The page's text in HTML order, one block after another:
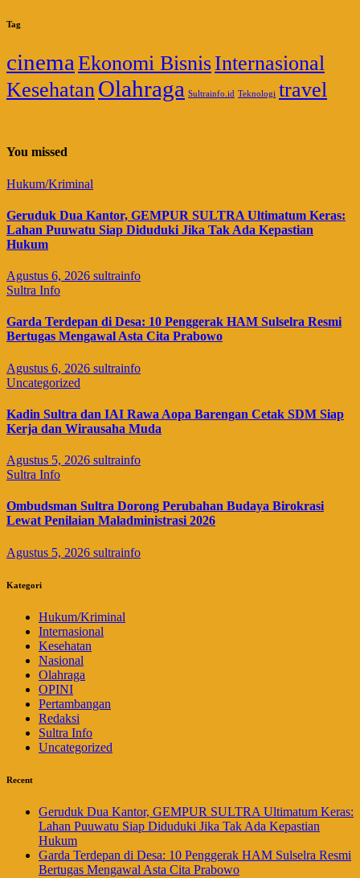
Tag
cinema Ekonomi BisnisInternasional
KesehatanOlahraga Sultrainfo.id Teknologi travel
You missed
Hukum/Kriminal
Geruduk Dua Kantor, GEMPUR SULTRA Ultimatum Keras:
Lahan Puuwatu Siap Diduduki Jika Tak Ada Kepastian
Hukum
Agustus 6, 2026 sultrainfo
Sultra Info
Garda Terdepan di Desa: 10 Penggerak HAM Sulselra Resmi
Bertugas Mengawal Asta Cita Prabowo
Agustus 6, 2026 sultrainfo
Uncategorized
Kadin Sultra dan IAI Rawa Aopa Barengan Cetak SDM Siap
Kerja dan Wirausaha Muda
Agustus 5, 2026 sultrainfo
Sultra Info
Ombudsman Sultra Dorong Perubahan Budaya Birokrasi
Lewat Penilaian Maladministrasi 2026
Agustus 5, 2026 sultrainfo
Kategori
Hukum/Kriminal
Internasional
Kesehatan
Nasional
Olahraga
OPINI
Pertambangan
Redaksi
Sultra Info
Uncategorized
Recent
Geruduk Dua Kantor, GEMPUR SULTRA Ultimatum Keras:
Lahan Puuwatu Siap Diduduki Jika Tak Ada Kepastian
Hukum
Garda Terdepan di Desa: 10 Penggerak HAM Sulselra Resmi
Bertugas Mengawal Asta Cita Prabowo